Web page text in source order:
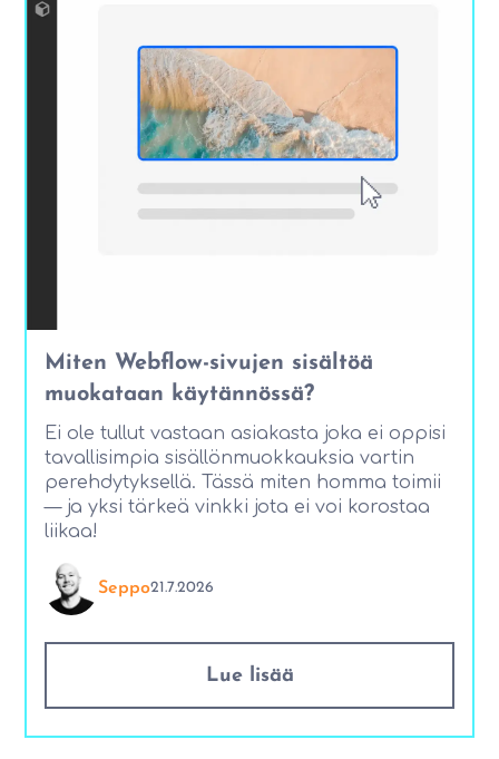
Miten Webflow-sivujen sisältöä
muokataan käytännössä?
Ei ole tullut vastaan asiakasta joka ei oppisi
tavallisimpia sisällönmuokkauksia vartin
perehdytyksellä. Tässä miten homma toimii
— ja yksi tärkeä vinkki jota ei voi korostaa
liikaa!
Seppo21.7.2026
Lue lisää